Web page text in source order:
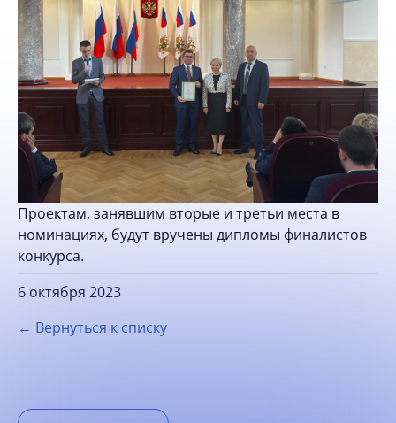
Проектам, занявшим вторые и третьи места в
номинациях, будут вручены дипломы финалистов
конкурса.
6 октября 2023
← Вернуться к списку